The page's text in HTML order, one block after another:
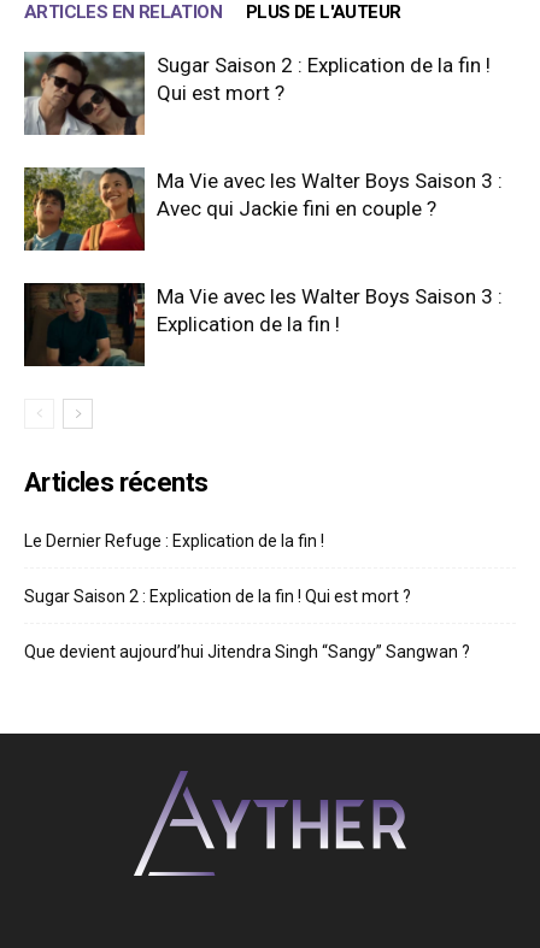
ARTICLES EN RELATION PLUS DE L'AUTEUR
Sugar Saison 2 : Explication de la fin !
Qui est mort ?
Ma Vie avec les Walter Boys Saison 3 :
Avec qui Jackie fini en couple ?
Ma Vie avec les Walter Boys Saison 3 :
Explication de la fin !
Articles récents
Le Dernier Refuge : Explication de la fin !
Sugar Saison 2 : Explication de la fin ! Qui est mort ?
Que devient aujourd’hui Jitendra Singh “Sangy” Sangwan ?